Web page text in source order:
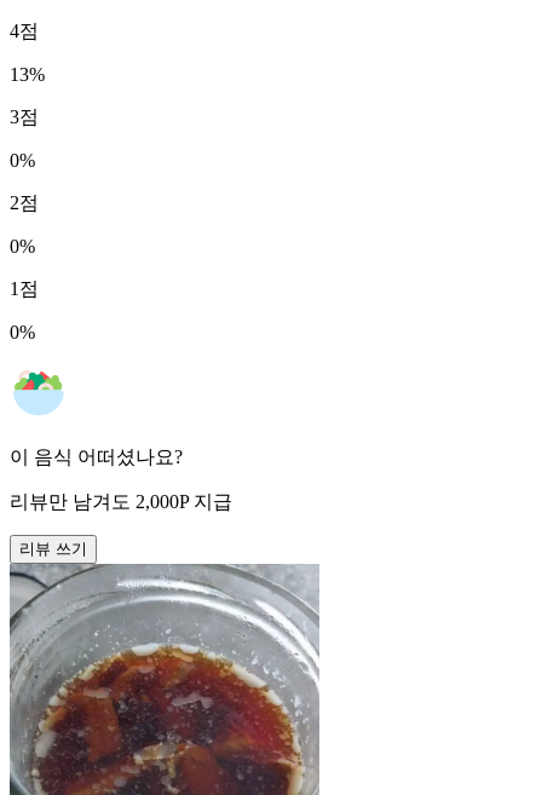
4점
13%
3점
0%
2점
0%
1 점
0%
이 음식 어떠셨나요?
리뷰만 남겨도 2,000P 지급
리뷰 쓰기